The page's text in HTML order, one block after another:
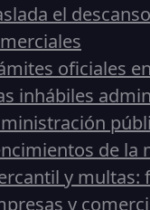
el
oficiales
inhábiles
de la
y multas:
y